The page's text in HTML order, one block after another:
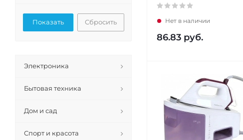
Нет в наличии
86.83 руб.
Сбросить
Электроника
Бытовая техника
Дом и сад
Спорт и красота